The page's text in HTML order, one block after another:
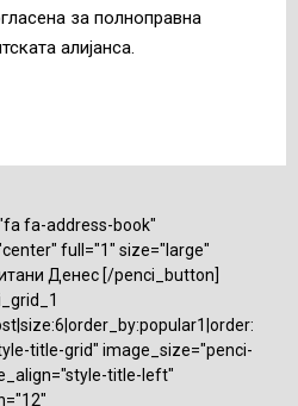
за полноправна
алијанса.
fa-address-book"
full="1" size="large"
Денес [/penci_button]
title-grid" image_size="penci-
title-left"